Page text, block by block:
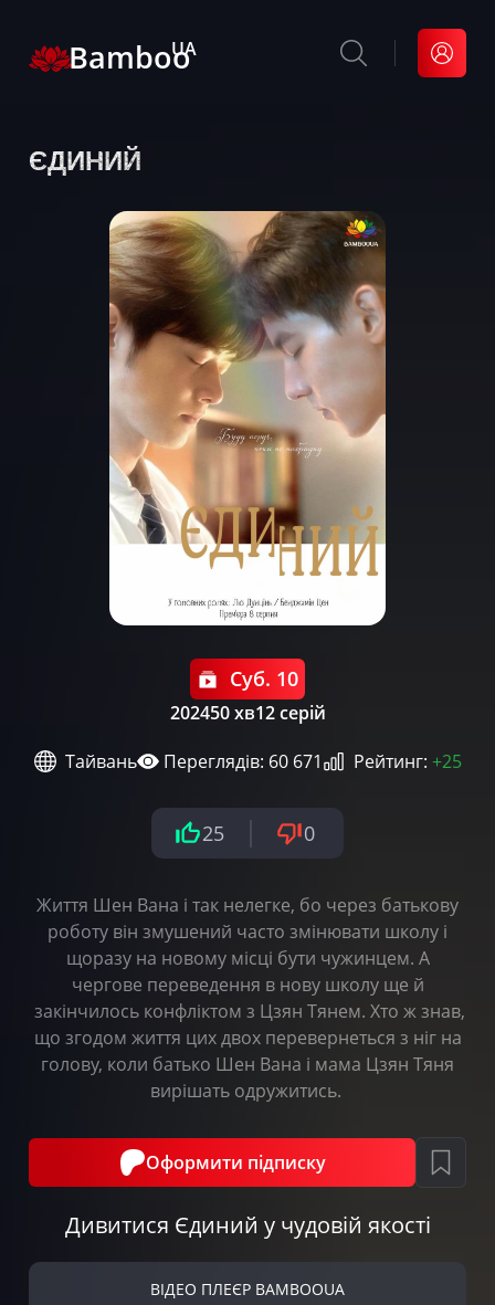
Bamboo
UA
ЄДИНИЙ
Суб. 10
202450 хв12 серій
Тайвань
Переглядів: 60 671 Рейтинг: +25
25 0
Життя Шен Вана і так нелегке, бо через батькову
роботу він змушений часто змінювати школу і
щоразу на новому місці бути чужинцем. А
чергове переведення в нову школу ще й
закінчилось конфліктом з Цзян Тянем. Хто ж знав,
що згодом життя цих двох перевернеться з ніг на
голову, коли батько Шен Вана і мама Цзян Тяня
вирішать одружитись.
Оформити підписку
Дивитися Єдиний у чудовій якості
ВІДЕО ПЛЕЄР BAMBOOUA